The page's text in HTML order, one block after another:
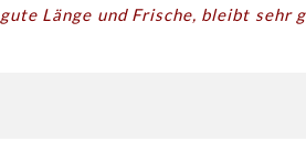
gute Länge und Frische, bleibt